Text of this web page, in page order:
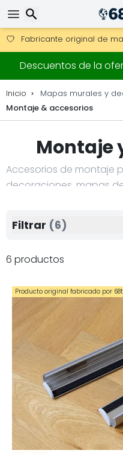
Envío DHL 1 día disponible.
30 días para
Fabricante original de
Descuentos de la
Inicio
Mapas murales y
Montaje & accesorios
Montaje
Accesorios de montaje
decoraciones, mapas
6 productos
Producto original fabricado por
Filtrar (6)
Buscar